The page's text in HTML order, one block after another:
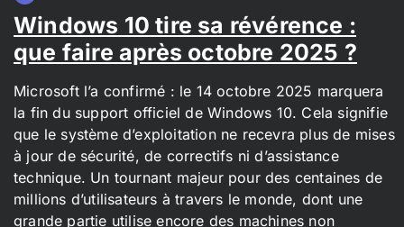
Windows 10 tire sa révérence :
que faire après octobre 2025 ?
Microsoft l’a confirmé : le 14 octobre 2025 marquera
la fin du support officiel de Windows 10. Cela signifie
que le système d’exploitation ne recevra plus de mises
à jour de sécurité, de correctifs ni d’assistance
technique. Un tournant majeur pour des centaines de
millions d’utilisateurs à travers le monde, dont une
grande partie utilise encore des machines non